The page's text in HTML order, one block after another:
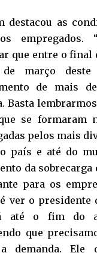
destacou as
empregados.
que entre o final
março deste
de mais
Basta
se formaram
pelos mais
país e até do
da sobrecarga
para os
ver o presidente
até o fim do
que
demanda. Ele